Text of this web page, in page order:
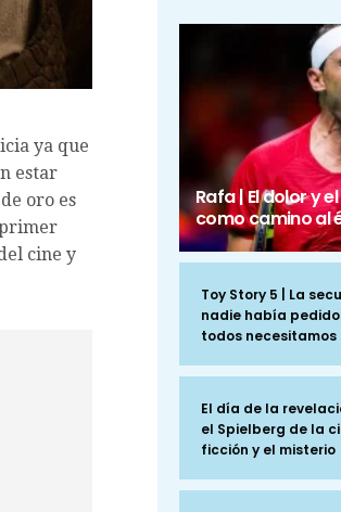
ya que
estar
oro es
primer
cine y
Rafa | El dolor y
como camino al
Toy Story 5 | La
nadie había
todos necesitamos
El día de la
el Spielberg de la
ficción y el misterio